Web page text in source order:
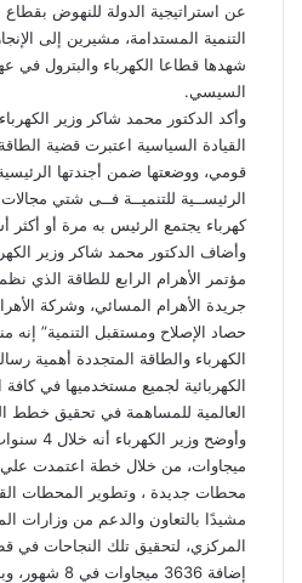
عن استراتيجية الدولة للنهوض
التنمية المستدامة، مشيرين إلى
شهدها قطاعا الكهرباء والبترول في
السيسي.
وأكد الدكتور محمد شاكر وزير
القيادة السياسية اعتبرت قضية
قومي، ووضعتها ضمن أجندتها الرئيسية
الرئيســية للتنميــة فــى شتي
كهرباء يجتمع الرئيس به مرة أو أكثر
وأضاف الدكتور محمد شاكر وزير
مؤتمر الأهرام الرابع للطاقة الذي
جريدة الأهرام المسائي، وشركة
حصاد الإصلاح ومستقبل التنمية” إنه
الكهرباء والطاقة المتجددة أهمية
الكهربائية لجميع مستخدميها في كافة
العالمية للمساهمة في تحقيق خطط
ميجاوات، من خلال خطة اعتمدت علي
محطات جديدة ، وتطوير المحطات
مشيدًا بالتعاون والدعم من وزارات
المركزي، لتحقيق تلك النجاحات في